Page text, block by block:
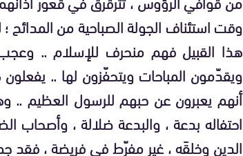
وقت استئناف الجولة الصباحية من المدائح
هذا القبيل فهم منحرف للإسلام ..
ويقدّمون المباحات ويتحفّزون لها ..
أنهم يعبرون عن حبهم للرسول العظيم ..
احتفاله بدعة ، والبدعة ضلالة ، وأصحاب
الدين وخلقَه ، غير مفرّط في فريضة ، فقد